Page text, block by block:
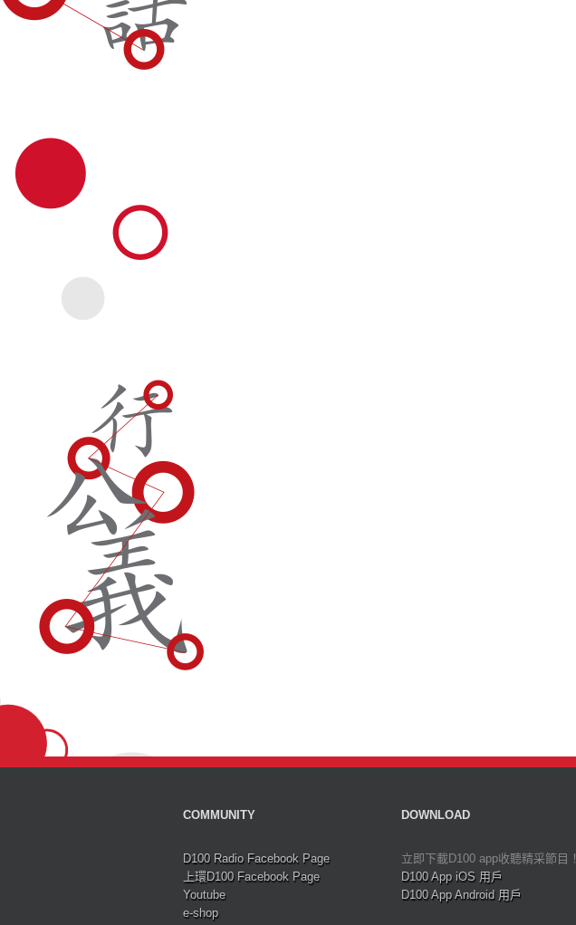
COMMUNITY
D100 Radio Facebook Page
上環D100 Facebook Page
Youtube
e-shop
DOWNLOAD
立即下載D100 app收聽精采節目！
D100 App iOS 用戶
D100 App Android 用戶